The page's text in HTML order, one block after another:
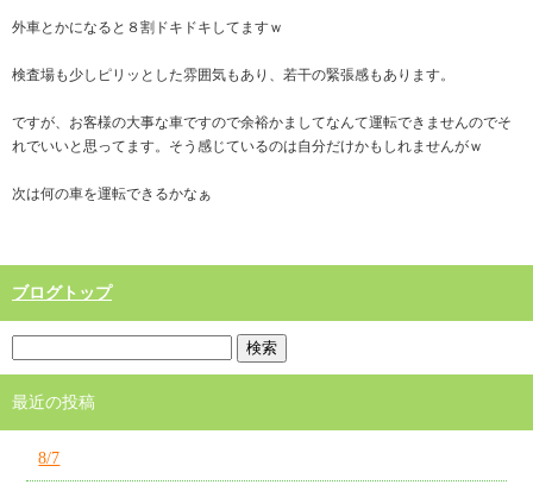
外車とかになると８割ドキドキしてますｗ
検査場も少しピリッとした雰囲気もあり、若干の緊張感もあります。
ですが、お客様の大事な車ですので余裕かましてなんて運転できませんのでそ
れでいいと思ってます。そう感じているのは自分だけかもしれませんがｗ
次は何の車を運転できるかなぁ
ブログトップ
最近の投稿
8/7